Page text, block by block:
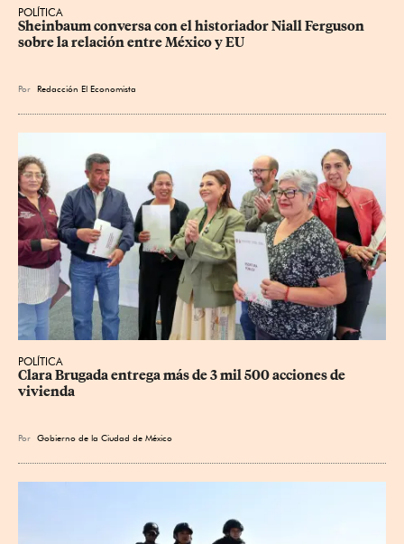
POLÍTICA
Sheinbaum conversa con el historiador Niall Ferguson
sobre la relación entre México y EU
Por Redacción El Economista
POLÍTICA
Clara Brugada entrega más de 3 mil 500 acciones de
vivienda
Por Gobierno de la Ciudad de México